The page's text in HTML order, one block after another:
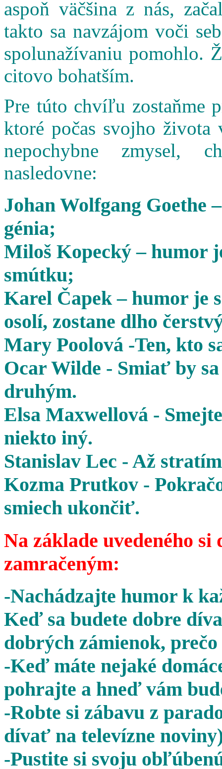
aspoň väčšina z nás,
takto sa navzájom voči
spolunažívaniu pomohlo.
citovo bohatším.
Pre túto chvíľu zostaňme
ktoré počas svojho
nepochybne zmysel,
nasledovne:
Johan Wolfgang Goethe
génia;
Miloš Kopecký – humor
smútku;
Karel Čapek – humor je
osolí, zostane dlho
Mary Poolová -Ten, kto
Ocar Wilde - Smiať by
druhým.
Elsa Maxwellová -
niekto iný.
Stanislav Lec - Až
Kozma Prutkov -
smiech ukončiť.
Na základe uvedeného
zamračeným:
-Nachádzajte humor k
Keď sa budete dobre
dobrých zámienok,
-Keď máte nejaké
pohrajte a hneď vám
-Robte si zábavu z
dívať na televízne
-Pustite si svoju